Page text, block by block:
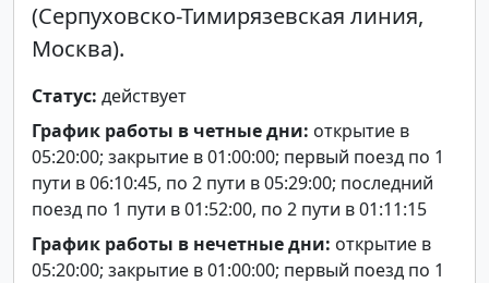
(Серпуховско-Тимирязевская линия,
Москва).
Статус: действует
График работы в четные дни: открытие в
05:20:00; закрытие в 01:00:00; первый поезд по 1
пути в 06:10:45, по 2 пути в 05:29:00; последний
поезд по 1 пути в 01:52:00, по 2 пути в 01:11:15
График работы в нечетные дни: открытие в
05:20:00; закрытие в 01:00:00; первый поезд по 1